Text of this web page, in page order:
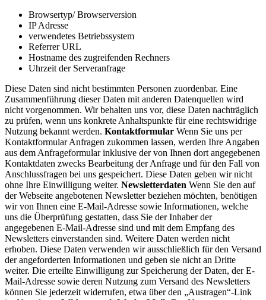
Browsertyp/ Browserversion
IP Adresse
verwendetes Betriebssystem
Referrer URL
Hostname des zugreifenden Rechners
Uhrzeit der Serveranfrage
Diese Daten sind nicht bestimmten Personen zuordenbar. Eine
Zusammenführung dieser Daten mit anderen Datenquellen wird
nicht vorgenommen. Wir behalten uns vor, diese Daten nachträglich
zu prüfen, wenn uns konkrete Anhaltspunkte für eine rechtswidrige
Nutzung bekannt werden. Kontaktformular Wenn Sie uns per
Kontaktformular Anfragen zukommen lassen, werden Ihre Angaben
aus dem Anfrageformular inklusive der von Ihnen dort angegebenen
Kontaktdaten zwecks Bearbeitung der Anfrage und für den Fall von
Anschlussfragen bei uns gespeichert. Diese Daten geben wir nicht
ohne Ihre Einwilligung weiter. Newsletterdaten Wenn Sie den auf
der Webseite angebotenen Newsletter beziehen möchten, benötigen
wir von Ihnen eine E-Mail-Adresse sowie Informationen, welche
uns die Überprüfung gestatten, dass Sie der Inhaber der
angegebenen E-Mail-Adresse sind und mit dem Empfang des
Newsletters einverstanden sind. Weitere Daten werden nicht
erhoben. Diese Daten verwenden wir ausschließlich für den Versand
der angeforderten Informationen und geben sie nicht an Dritte
weiter. Die erteilte Einwilligung zur Speicherung der Daten, der E-
Mail-Adresse sowie deren Nutzung zum Versand des Newsletters
können Sie jederzeit widerrufen, etwa über den „Austragen“-Link